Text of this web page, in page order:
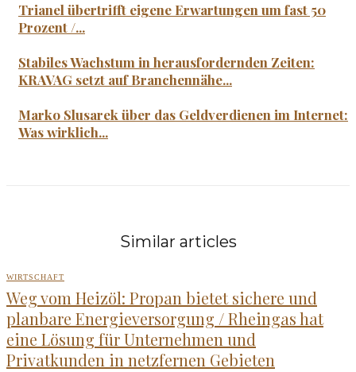
Trianel übertrifft eigene Erwartungen um fast 50
Prozent /...
Stabiles Wachstum in herausfordernden Zeiten:
KRAVAG setzt auf Branchennähe...
Marko Slusarek über das Geldverdienen im Internet:
Was wirklich...
Similar articles
WIRTSCHAFT
Weg vom Heizöl: Propan bietet sichere und
planbare Energieversorgung / Rheingas hat
eine Lösung für Unternehmen und
Privatkunden in netzfernen Gebieten